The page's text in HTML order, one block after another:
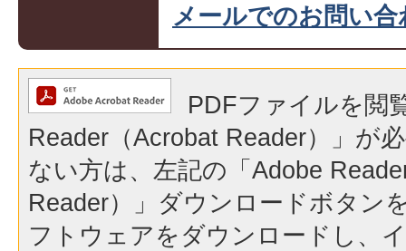
メールでのお問い
PDFファイルを閲
Reader（Acrobat Reader）」が
ない方は、左記の「Adobe
Reader）」ダウンロードボタン
フトウェアをダウンロードし、